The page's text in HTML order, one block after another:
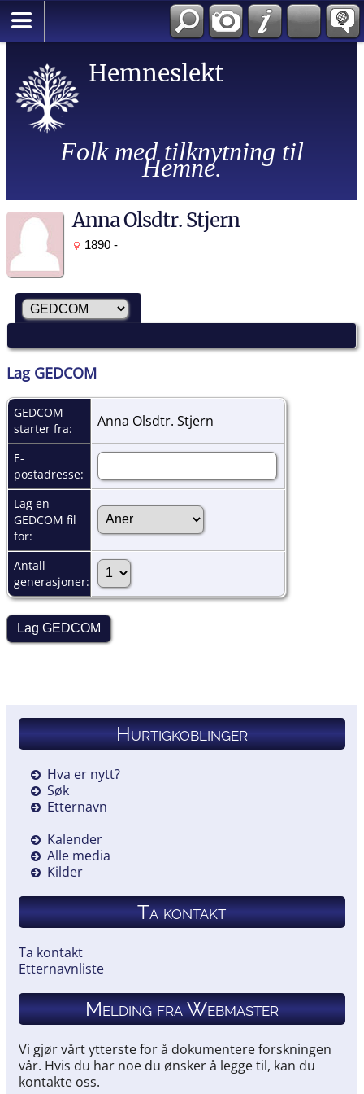
Hemneslekt
Folk med tilknytning til
Hemne.
Anna Olsdtr. Stjern
1890 -
Lag GEDCOM
GEDCOM
starter fra:
Anna Olsdtr. Stjern
E-
postadresse:
Lag en
GEDCOM fil
for:
Antall
generasjoner:
Hurtigkoblinger
Hva er nytt?
Søk
Etternavn
Kalender
Alle media
Kilder
Ta kontakt
Ta kontakt
Etternavnliste
Melding fra Webmaster
Vi gjør vårt ytterste for å dokumentere forskningen
vår. Hvis du har noe du ønsker å legge til, kan du
kontakte oss.